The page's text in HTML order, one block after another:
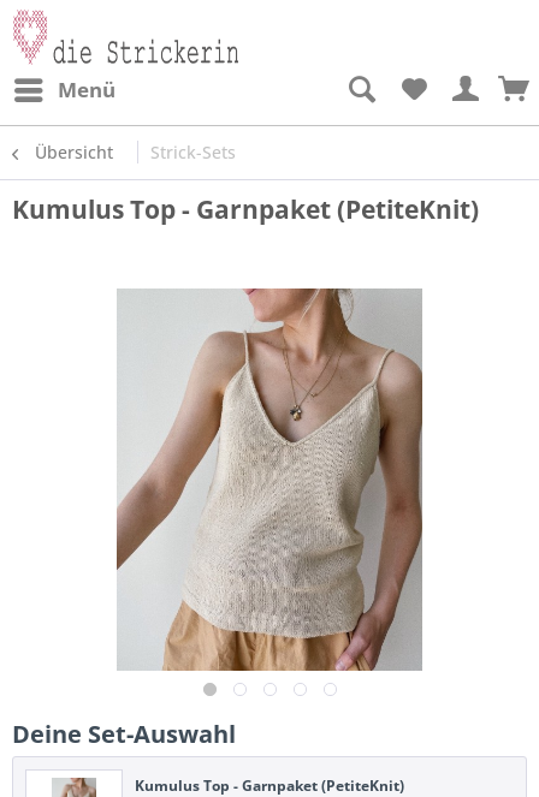
Menü
Übersicht Strick-Sets
Kumulus Top - Garnpaket (PetiteKnit)
Deine Set-Auswahl
Kumulus Top - Garnpaket (PetiteKnit)